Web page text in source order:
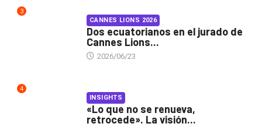
3
CANNES LIONS 2026
Dos ecuatorianos en el jurado de
Cannes Lions...
2026/06/23
4
INSIGHTS
«Lo que no se renueva,
retrocede». La visión...